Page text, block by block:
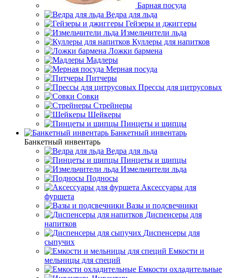
Барная посуда
Ведра для льда
Гейзеры и джиггеры
Измельчители льда
Куллеры для напитков
Ложки бармена
Мадлеры
Мерная посуда
Питчеры
Прессы для цитрусовых
Совки
Стрейнеры
Шейкеры
Пинцеты и щипцы
Банкетный инвентарь
Банкетный инвентарь
Ведра для льда
Пинцеты и щипцы
Измельчители льда
Подносы
Аксессуары для
фуршета
Вазы и подсвечники
Диспенсеры для
напитков
Диспенсеры для
сыпучих
Емкости и
мельницы для специй
Емкости охладительные